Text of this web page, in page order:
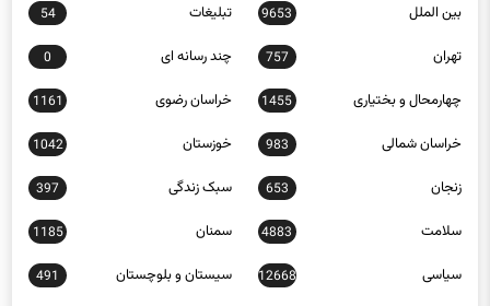
بین الملل 9653 تبلیغات 54
تهران 757 چند رسانه ای 0
چهارمحال و بختیاری 1455 خراسان رضوی 1161
خراسان شمالی 983 خوزستان 1042
زنجان 653 سبک زندگی 397
سلامت 4883 سمنان 1185
سیاسی 12668 سیستان و بلوچستان 491